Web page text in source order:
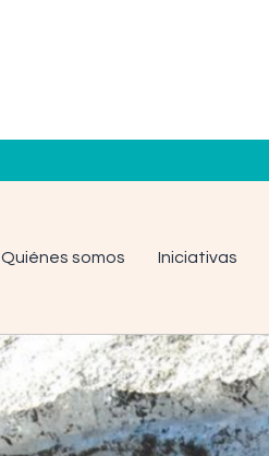
Quiénes somos Iniciativas